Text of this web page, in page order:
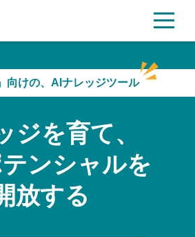
向けの、AIナレッジツール
ジを育て、
ンシャルを
放する